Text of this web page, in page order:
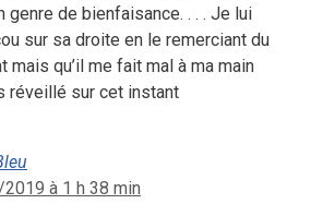
genre de bienfaisance. . . . Je lui
sur sa droite en le remerciant du
mais qu’il me fait mal à ma main
réveillé sur cet instant
à 1 h 38 min